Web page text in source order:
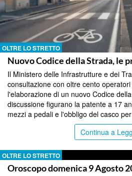
OLTRE LO STRETTO
Nuovo Codice della Strada, le
Il Ministero delle Infrastrutture e dei
consultazione con oltre cento
l'elaborazione di un nuovo Codice
discussione figurano la patente a 17
mezzi a pedali e l'obbligo del casco
Continua a
OLTRE LO STRETTO
Oroscopo domenica 9 Agosto